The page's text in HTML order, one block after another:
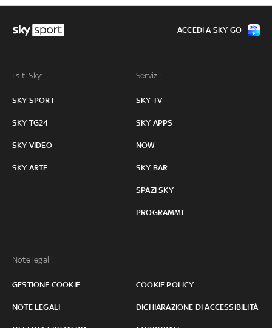
I siti Sky:
SKY SPORT
SKY TG24
SKY VIDEO
SKY ARTE
Servizi:
SKY TV
SKY APPS
NOW
SKY BAR
SPAZI SKY
PROGRAMMI
Note legali:
GESTIONE COOKIE COOKIE POLICY
NOTE LEGALI DICHIARAZIONE DI ACCESSIBILITÀ
ACCEDI A SKY GO